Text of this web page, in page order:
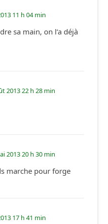
11 h 04 min
sa main, on l’a déjà
2013 22 h 28 min
2013 20 h 30 min
marche pour forge
17 h 41 min